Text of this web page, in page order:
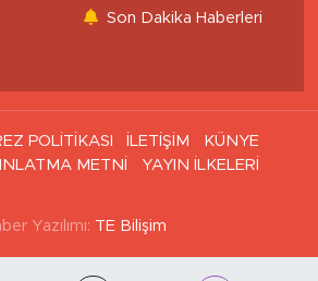
Son Dakika Haberleri
POLİTİKASI İLETİŞİM
KÜNYE
METNİ
YAYIN İLKELERİ
Yazılımı: TE Bilişim